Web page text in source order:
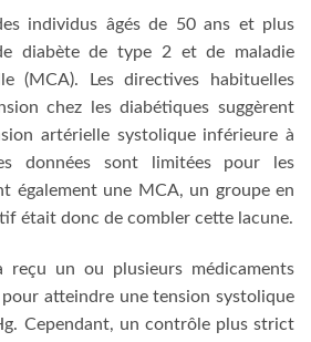
individus âgés de 50 ans et plus
diabète de type 2 et de maladie
(MCA). Les directives habituelles
chez les diabétiques suggèrent
artérielle systolique inférieure à
données sont limitées pour les
également une MCA, un groupe en
était donc de combler cette lacune.
reçu un ou plusieurs médicaments
atteindre une tension systolique
Cependant, un contrôle plus strict